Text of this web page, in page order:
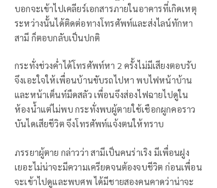
บอกจะเข้าไปเคลียร์เอกสารภายในอาคารที่เกิดเหตุ
ระหว่างนั้นได้ติดต่อทางโทรศัพท์และส่งไลน์ทักหา
สามี ก็ตอบกลับเป็นปกติ
กระทั่งช่วงค่ำได้โทรศัพท์หา 2 ครั้งไม่มีเสียงตอบรับ
จึงเอะใจให้เพื่อนบ้านขับรถไปหา พบไฟหน้าบ้าน
และหน้าเต็นท์มืดสลัว เพื่อนจึงส่องไฟฉายไปดูใน
ห้องน้ำแต่ไม่พบ กระทั่งพบผู้ตายใช้เชือกผูกคอราว
บันไดเสียชีวิต จึงโทรศัพท์แจ้งตนให้ทราบ
ภรรยาผู้ตาย กล่าวว่า สามีเป็นคนร่าเริง มีเพื่อนฝูง
เยอะไม่น่าจะมีความเครียดจนต้องจบชีวิต ก่อนเพื่อน
จะเข้าไปดูและพบศพ ได้มีชายสองคนคาดว่าน่าจะ